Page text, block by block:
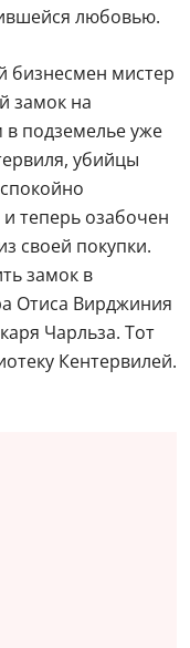
любовью.
бизнесмен мистер
замок на
в подземелье уже
убийцы
теперь озабочен
своей покупки.
замок в
Отиса Вирджиния
Чарльза. Тот
Кентервилей.